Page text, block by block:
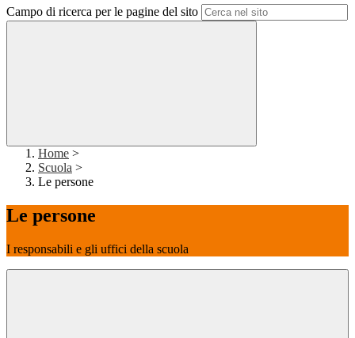
Campo di ricerca per le pagine del sito
Home >
Scuola >
Le persone
Le persone
I responsabili e gli uffici della scuola